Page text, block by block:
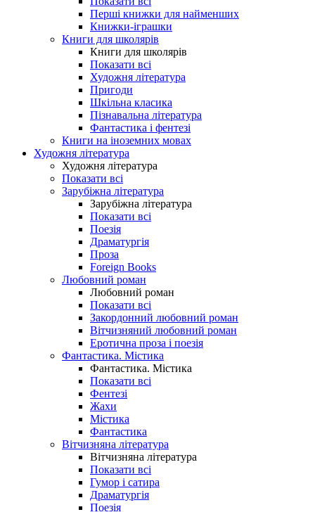
Перші книжки для найменших
Книжки-іграшки
Книги для школярів
Книги для школярів
Показати всі
Художня література
Пригоди
Шкільна класика
Пізнавальна література
Фантастика і фентезі
Книги на іноземних мовах
Художня література
Художня література
Показати всі
Зарубіжна література
Зарубіжна література
Показати всі
Поезія
Драматургія
Проза
Foreign Books
Любовний роман
Любовний роман
Показати всі
Закордонний любовний роман
Вітчизняний любовний роман
Еротична проза і поезія
Фантастика. Містика
Фантастика. Містика
Показати всі
Фентезі
Жахи
Містика
Фантастика
Вітчизняна література
Вітчизняна література
Показати всі
Гумор і сатира
Драматургія
Поезія